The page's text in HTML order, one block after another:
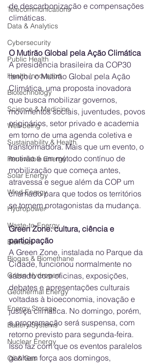
Telecommunications
Data & Analytics
Cybersecurity
Public Health
Health Innovation
Biotechnology
Science & Medicine
Well-being
Sustainability & Health
Renewable Energy
Solar Energy
Wind Energy
Hydropower
Waste-to-Energy
Biomass
Biogas & Biomethane
Green Hydrogen
Geothermal Energy
Energy Storage
Battery Systems
Nuclear Energy
Oil & Gas
de descarbonização e compensações
climáticas.
O Mutirão Global pela Ação Climática
A presidência brasileira da COP30
lançou o Mutirão Global pela Ação
Climática, uma proposta inovadora
que busca mobilizar governos,
movimentos sociais, juventudes, povos
originários, setor privado e academia
em torno de uma agenda coletiva e
transformadora. Mais que um evento, o
mutirão é um método contínuo de
mobilização que começa antes,
atravessa e segue além da COP um
chamado para que todos os territórios
se tornem protagonistas da mudança.
Green Zone: cultura, ciência e
participação
A Green Zone, instalada no Parque da
Cidade, funcionou normalmente no
sábado com oficinas, exposições,
debates e apresentações culturais
voltadas à bioeconomia, inovação e
justiça climática. No domingo, porém,
a programação será suspensa, com
retorno previsto para segunda-feira.
Isso faz com que os eventos paralelos
ganhem força aos domingos,